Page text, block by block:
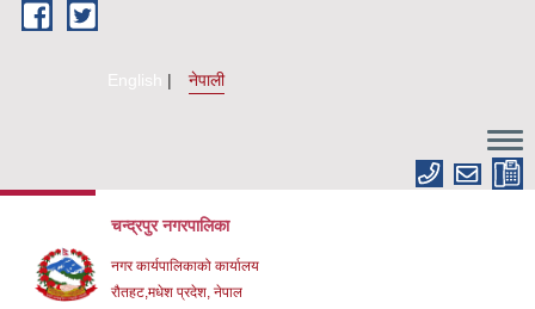
Skip to main content
English नेपाली
चन्द्रपुर नगरपालिका
नगर कार्यपालिकाको कार्यालय
रौतहट,मधेश प्रदेश, नेपाल